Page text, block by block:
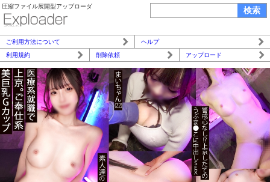
圧縮ファイル展開型アップローダ
ご利用方法について
ヘルプ
利用規約
削除依頼 アップロード